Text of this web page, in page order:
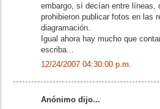
embargo, sí decían entre líneas,
prohibieron publicar fotos en las
diagramación.
Igual ahora hay mucho que
escriba...
12/24/2007 04:30:00 p.m.
Anónimo dijo...